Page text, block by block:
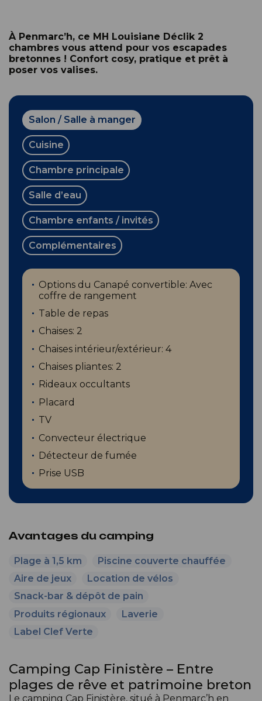
À Penmarc’h, ce MH Louisiane Déclik 2
chambres vous attend pour vos escapades
bretonnes ! Confort cosy, pratique et prêt à
poser vos valises.
Salon / Salle à manger
Cuisine
Chambre principale
Salle d’eau
Chambre enfants / invités
Complémentaires
Options du Canapé convertible: Avec
coffre de rangement
Table de repas
Chaises: 2
Chaises intérieur/extérieur: 4
Chaises pliantes: 2
Rideaux occultants
Placard
TV
Convecteur électrique
Détecteur de fumée
Prise USB
Avantages du camping
Plage à 1,5 km
Piscine couverte chauffée
Aire de jeux
Location de vélos
Snack-bar & dépôt de pain
Produits régionaux
Laverie
Label Clef Verte
Camping Cap Finistère – Entre
plages de rêve et patrimoine breton
Le camping Cap Finistère, situé à Penmarc’h en